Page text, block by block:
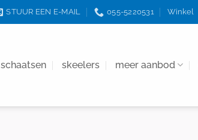
STUUR EEN E-MAIL 055-5220531 Winkel
schaatsen skeelers meer aanbod